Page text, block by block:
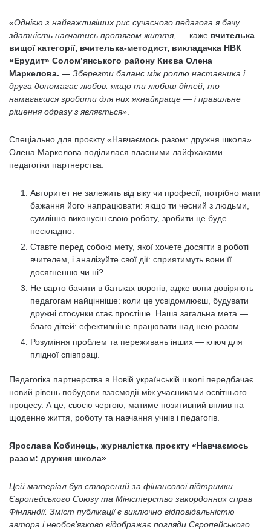
«Однією з найважливіших рис сучасного педагога я бачу
здатність навчатись протягом життя , — каже вчителька
вищої категорії, вчителька-методист, викладачка НВК
«Ерудит» Солом’янського району Києва Олена
Маркелова. — Зберегти баланс між роллю наставника і
друга допомагає любов: якщо ти любиш дітей, то
намагаєшся зробити для них якнайкраще — і правильне
рішення одразу з’являється»
Спеціально для проєкту «Навчаємось разом: дружня школа»
Олена Маркелова поділилася власними лайфхаками
педагогіки партнерства:
Авторитет не залежить від віку чи професії, потрібно мати
бажання його напрацювати: якщо ти чесний з людьми,
сумлінно виконуєш свою роботу, зробити це буде
нескладно.
Ставте перед собою мету, якої хочете досягти в роботі
вчителем, і аналізуйте свої дії: сприятимуть вони її
досягненню чи ні?
Не варто бачити в батьках ворогів, адже вони довіряють
педагогам найцінніше: коли це усвідомлюєш, будувати
дружні стосунки стає простіше. Наша загальна мета —
благо дітей: ефективніше працювати над нею разом.
Розуміння проблем та переживань інших — ключ для
плідної співпраці.
Педагогіка партнерства в Новій українській школі передбачає
новий рівень побудови взаємодії між учасниками освітнього
процесу. А це, своєю чергою, матиме позитивний вплив на
щоденне життя, роботу та навчання учнів і педагогів.
Ярослава Кобинець, журналістка проєкту «Навчаємось
разом: дружня школа»
Цей матеріал був створений за фінансової підтримки
Європейського Союзу та Міністерство закордонних справ
Фінляндії. Зміст публікації є виключно відповідальністю
автора і необов’язково відображає погляди Європейського